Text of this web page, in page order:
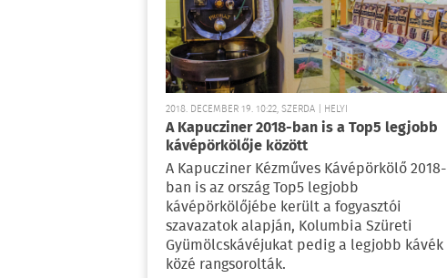
2018. DECEMBER 19. 10:22, SZERDA | HELYI
A Kapucziner 2018-ban is a Top5 legjobb
kávépörkölője között
A Kapucziner Kézműves Kávépörkölő 2018-
ban is az ország Top5 legjobb
kávépörkölőjébe került a fogyasztói
szavazatok alapján, Kolumbia Szüreti
Gyümölcskávéjukat pedig a legjobb kávék
közé rangsorolták.